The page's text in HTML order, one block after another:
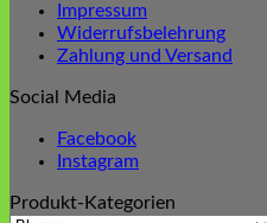
Impressum
Widerrufsbelehrung
Zahlung und Versand
Social Media
Facebook
Instagram
Produkt-Kategorien